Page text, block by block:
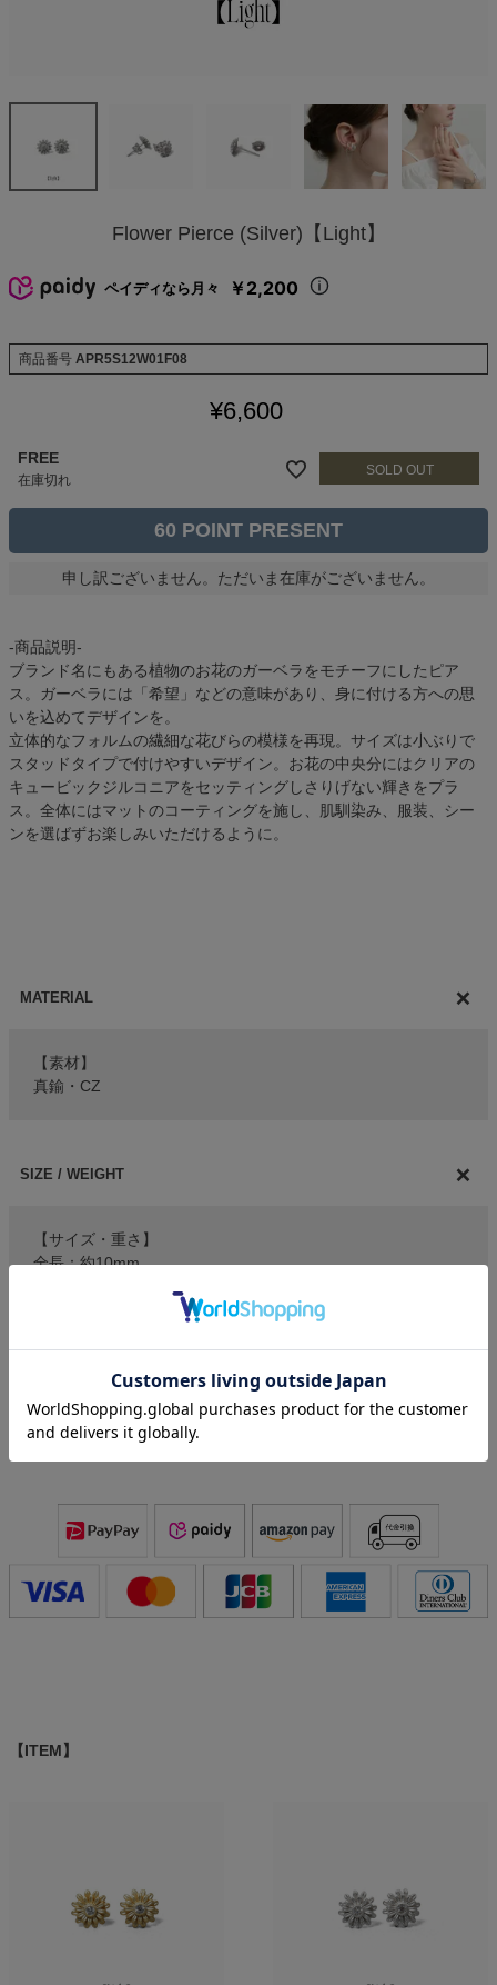
Flower Pierce (Silver)【Light】
ペイディなら月々 ￥2,200
商品番号 APR5S12W01F08
¥6,600
FREE
在庫切れ
60
申し訳ございません。ただいま在庫がございません。
-商品説明-
ブランド名にもある植物のお花のガーベラをモチーフにしたピア
ス。ガーベラには「希望」などの意味があり、身に付ける方への思
いを込めてデザインを。
立体的なフォルムの繊細な花びらの模様を再現。サイズは小ぶりで
スタッドタイプで付けやすいデザイン。お花の中央分にはクリアの
キュービックジルコニアをセッティングしさりげない輝きをプラ
ス。全体にはマットのコーティングを施し、肌馴染み、服装、シー
ンを選ばずお楽しみいただけるように。
MATERIAL
【素材】
真鍮・CZ
SIZE / WEIGHT
【サイズ・重さ】
全長：約10mm
ITEM ATTENTION
【ITEM】